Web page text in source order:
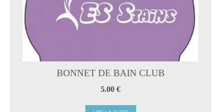
BONNET DE BAIN CLUB
5.00 €